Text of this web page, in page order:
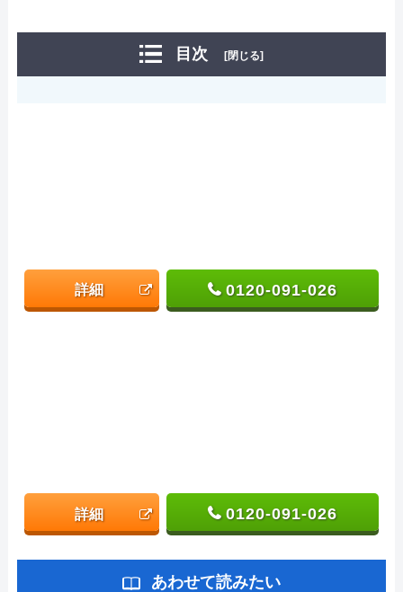
目次 [閉じる]
詳細 0120-091-026
詳細 0120-091-026
あわせて読みたい